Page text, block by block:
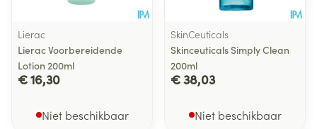
Lierac
Lierac Voorbereidende
Lotion 200ml
€ 16,30
Niet beschikbaar
SkinCeuticals
Skinceuticals Simply Clean
200ml
€ 38,03
Niet beschikbaar